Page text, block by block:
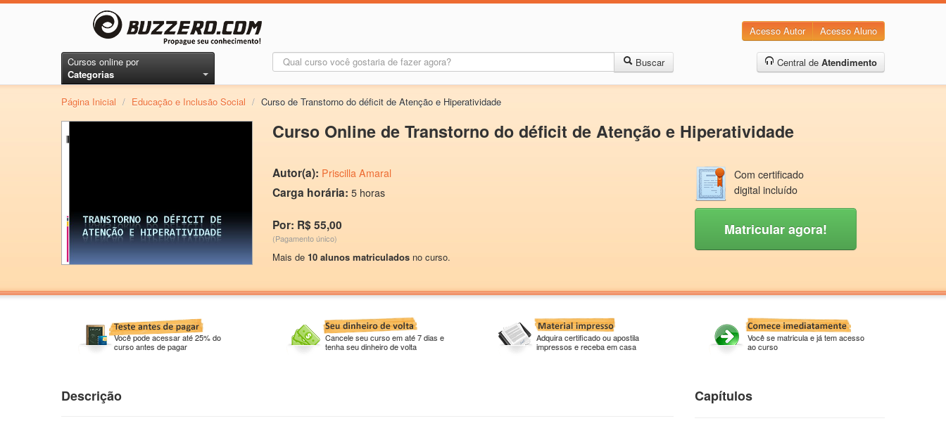
Acesso Autor Acesso Aluno
Cursos online por
Categorias
Buscar Central de Atendimento
Página Inicial / Educação e Inclusão Social / Curso de Transtorno do déficit de Atenção e Hiperatividade
Curso Online de Transtorno do déficit de Atenção e Hiperatividade
Autor(a): Priscilla Amaral
Carga horária: 5 horas
Por: R$ 55,00
(Pagamento único)
Mais de 10 alunos matriculados no curso.
Com certificado
digital incluído
Matricular agora!
Você pode acessar até 25% do
curso antes de pagar
Cancele seu curso em até 7 dias e
tenha seu dinheiro de volta
Adquira certificado ou apostila
impressos e receba em casa
Você se matricula e já tem acesso
ao curso
Descrição Capítulos